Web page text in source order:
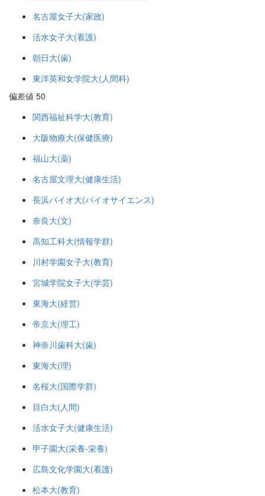
名古屋女子大(家政)
活水女子大(看護)
朝日大(歯)
東洋英和女学院大(人間科)
偏差値 50
関西福祉科学大(教育)
大阪物療大(保健医療)
福山大(薬)
名古屋文理大(健康生活)
長浜バイオ大(バイオサイエンス)
奈良大(文)
高知工科大(情報学群)
川村学園女子大(教育)
宮城学院女子大(学芸)
東海大(経営)
帝京大(理工)
神奈川歯科大(歯)
東海大(理)
名桜大(国際学群)
目白大(人間)
活水女子大(健康生活)
甲子園大(栄養-栄養)
広島文化学園大(看護)
松本大(教育)